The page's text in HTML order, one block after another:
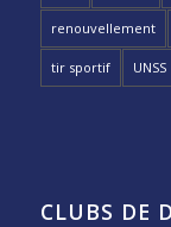
renouvellement
tir sportif UNSS
CLUBS DE